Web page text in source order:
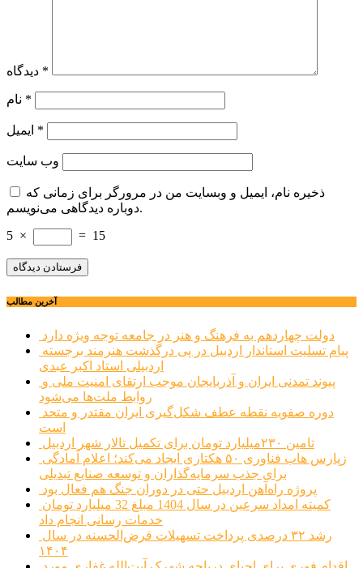
*
*
*
وب‌ سایت
ذخیره نام، ایمیل و وبسایت من در مرورگر برای زمانی که
دوباره دیدگاهی می‌نویسم.
5 × = 15
آخرین مطالب
دولت چهاردهم به فرهنگ و هنر در جامعه توجه ویژه دارد
اردبیلی استاد اکبر عبدی
روابط ملت‌ها می‌شود
است
تامین ۲۳۰میلیارد تومان برای تکمیل تالار شهر اردبیل
برای جذب سرمایه‌گذاران و توسعه صنایع تبدیلی
پروژه راه‌آهن اردبیل حتی در دوران جنگ هم فعال بود
خدمات رسانی انجام داد
۱۴۰۴